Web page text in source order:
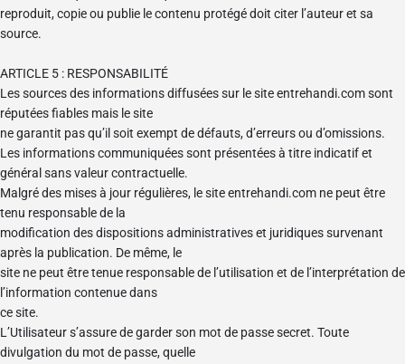
reproduit, copie ou publie le contenu protégé doit citer l’auteur et sa
source.
ARTICLE 5 : RESPONSABILITÉ
Les sources des informations diffusées sur le site entrehandi.com sont
réputées fiables mais le site
ne garantit pas qu’il soit exempt de défauts, d’erreurs ou d’omissions.
Les informations communiquées sont présentées à titre indicatif et
général sans valeur contractuelle.
Malgré des mises à jour régulières, le site entrehandi.com ne peut être
tenu responsable de la
modification des dispositions administratives et juridiques survenant
après la publication. De même, le
site ne peut être tenue responsable de l’utilisation et de l’interprétation de
l’information contenue dans
ce site.
L’Utilisateur s’assure de garder son mot de passe secret. Toute
divulgation du mot de passe, quelle